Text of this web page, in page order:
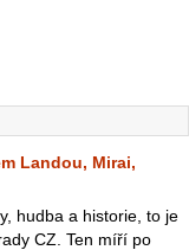
Landou, Mirai,
hudba a historie, to je
CZ. Ten míří po